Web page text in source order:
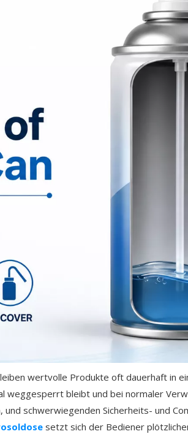
wertvolle Produkte oft dauerhaft in
bleibt und bei normaler
schwerwiegenden Sicherheits- und
setzt sich der Bediener